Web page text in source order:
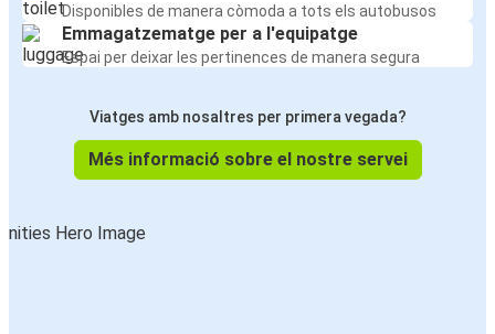
Disponibles de manera còmoda a tots els autobusos
Emmagatzematge per a l'equipatge
Espai per deixar les pertinences de manera segura
Viatges amb nosaltres per primera vegada?
Més informació sobre el nostre servei